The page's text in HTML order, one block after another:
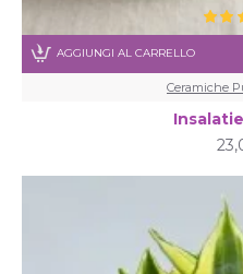
Ceramiche
AGGIUNGI AL CARRELLO